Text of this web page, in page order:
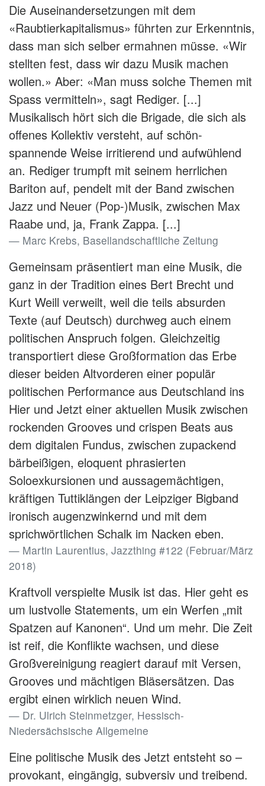
Die Auseinandersetzungen mit dem
«Raubtierkapitalismus» führten zur Erkenntnis,
dass man sich selber ermahnen müsse. «Wir
stellten fest, dass wir dazu Musik machen
wollen.» Aber: «Man muss solche Themen mit
Spass vermitteln», sagt Rediger. [...]
Musikalisch hört sich die Brigade, die sich als
offenes Kollektiv versteht, auf schön-
spannende Weise irritierend und aufwühlend
an. Rediger trumpft mit seinem herrlichen
Bariton auf, pendelt mit der Band zwischen
Jazz und Neuer (Pop-)Musik, zwischen Max
Raabe und, ja, Frank Zappa. [...]
Marc Krebs, Basellandschaftliche Zeitung
Gemeinsam präsentiert man eine Musik, die
ganz in der Tradition eines Bert Brecht und
Kurt Weill verweilt, weil die teils absurden
Texte (auf Deutsch) durchweg auch einem
politischen Anspruch folgen. Gleichzeitig
transportiert diese Großformation das Erbe
dieser beiden Altvorderen einer populär
politischen Performance aus Deutschland ins
Hier und Jetzt einer aktuellen Musik zwischen
rockenden Grooves und crispen Beats aus
dem digitalen Fundus, zwischen zupackend
bärbeißigen, eloquent phrasierten
Soloexkursionen und aussagemächtigen,
kräftigen Tuttiklängen der Leipziger Bigband
ironisch augenzwinkernd und mit dem
sprichwörtlichen Schalk im Nacken eben.
Martin Laurentius, Jazzthing #122 (Februar/März
2018)
Kraftvoll verspielte Musik ist das. Hier geht es
um lustvolle Statements, um ein Werfen „mit
Spatzen auf Kanonen“. Und um mehr. Die Zeit
ist reif, die Konflikte wachsen, und diese
Großvereinigung reagiert darauf mit Versen,
Grooves und mächtigen Bläsersätzen. Das
ergibt einen wirklich neuen Wind.
Dr. Ulrich Steinmetzger, Hessisch-
Niedersächsische Allgemeine
Eine politische Musik des Jetzt entsteht so –
provokant, eingängig, subversiv und treibend.